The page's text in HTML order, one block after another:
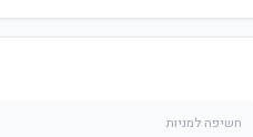
חשיפה למניות